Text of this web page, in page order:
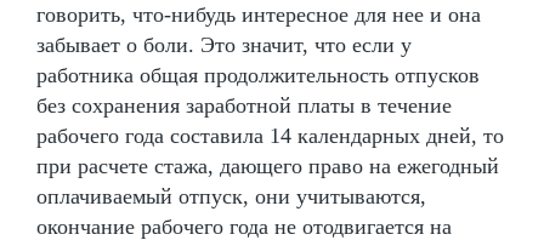
говорить, что-нибудь интересное для нее и она
забывает о боли. Это значит, что если у
работника общая продолжительность отпусков
без сохранения заработной платы в течение
рабочего года составила 14 календарных дней, то
при расчете стажа, дающего право на ежегодный
оплачиваемый отпуск, они учитываются,
окончание рабочего года не отодвигается на